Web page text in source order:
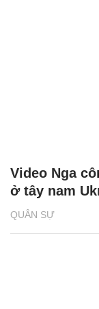
QUÂN SỰ
Video Nga
ở tây nam